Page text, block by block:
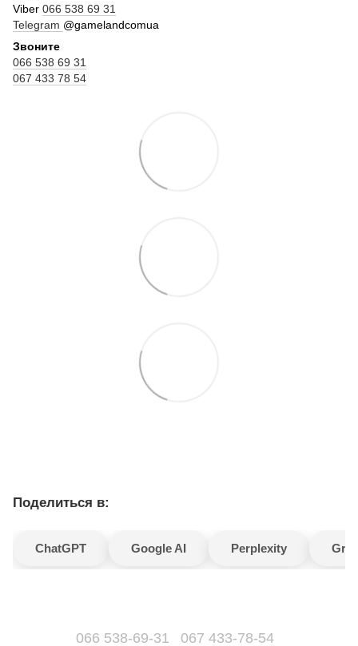
Viber 066 538 69 31
Telegram @gamelandcomua
Звоните
066 538 69 31
067 433 78 54
Поделиться в:
ChatGPT Google AI Perplexity
066 538-69-31 067 433-78-54